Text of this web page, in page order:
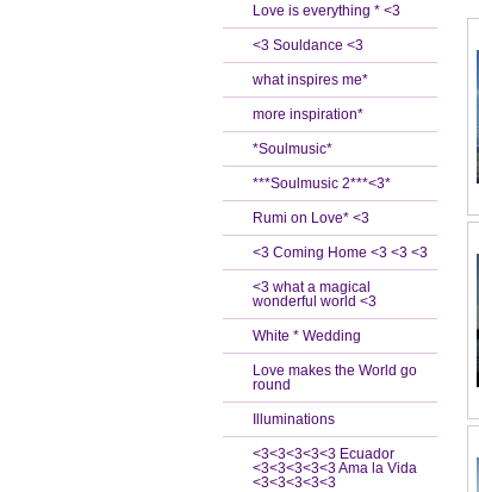
Love is everything * <3
<3 Souldance <3
what inspires me*
more inspiration*
*Soulmusic*
***Soulmusic 2***<3*
Rumi on Love* <3
<3 Coming Home <3 <3 <3
<3 what a magical
wonderful world <3
White * Wedding
Love makes the World go
round
Illuminations
<3<3<3<3<3 Ecuador
<3<3<3<3<3 Ama la Vida
<3<3<3<3<3